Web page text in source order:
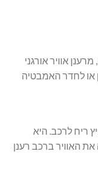
אוויר אורגני
או לחדר האמבטיה
ריח לרכב. היא
האוויר ברכב רענן